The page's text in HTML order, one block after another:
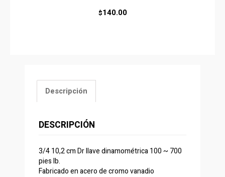
$140.00
Descripción
DESCRIPCIÓN
3/4 10,2 cm Dr llave dinamométrica 100 ~ 700
pies lb.
Fabricado en acero de cromo vanadio